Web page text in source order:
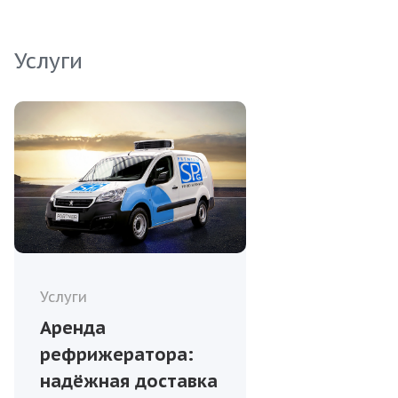
Услуги
Услуги
Аренда
рефрижератора:
надёжная доставка